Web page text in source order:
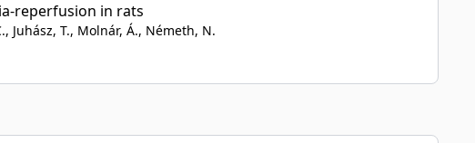
reperfusion in rats
Juhász, T., Molnár, Á., Németh, N.